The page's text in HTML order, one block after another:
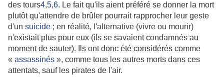
des tours4,5,6. Le fait qu'ils aient préféré se donner la mort
plutôt qu'attendre de brûler pourrait rapprocher leur geste
d'un suicide ; en réalité, l'alternative (vivre ou mourir)
n'existait plus pour eux (ils se savaient condamnés au
moment de sauter). Ils ont donc été considérés comme
« assassinés », comme tous les autres morts dans ces
attentats, sauf les pirates de l'air.